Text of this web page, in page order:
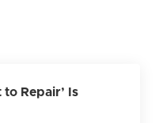
to Repair’ Is